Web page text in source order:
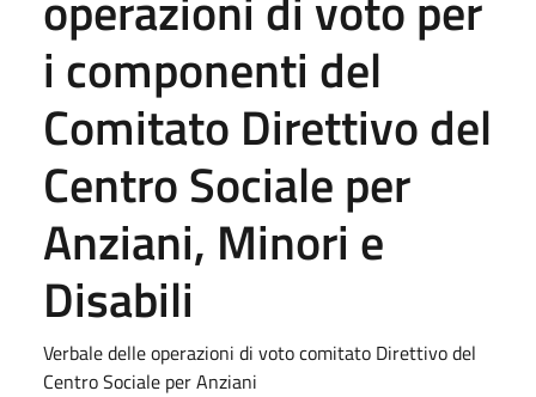
i componenti del
Comitato Direttivo del
Centro Sociale per
Anziani, Minori e
Disabili
Verbale delle operazioni di voto comitato Direttivo del
Centro Sociale per Anziani